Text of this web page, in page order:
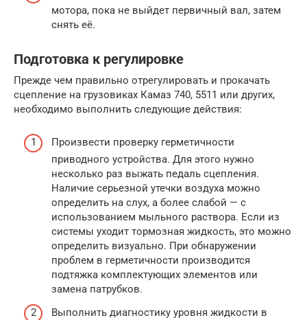
мотора, пока не выйдет первичный вал, затем
снять её.
Подготовка к регулировке
Прежде чем правильно отрегулировать и прокачать
сцепление на грузовиках Камаз 740, 5511 или других,
необходимо выполнить следующие действия:
Произвести проверку герметичности
приводного устройства. Для этого нужно
несколько раз выжать педаль сцепления.
Наличие серьезной утечки воздуха можно
определить на слух, а более слабой — с
использованием мыльного раствора. Если из
системы уходит тормозная жидкость, это можно
определить визуально. При обнаружении
проблем в герметичности производится
подтяжка комплектующих элементов или
замена патрубков.
Выполнить диагностику уровня жидкости в